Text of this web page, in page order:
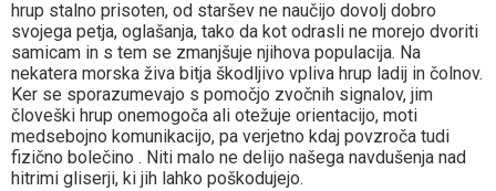
hrup stalno prisoten, od staršev ne naučijo dovolj dobro
svojega petja, oglašanja, tako da kot odrasli ne morejo dvoriti
samicam in s tem se zmanjšuje njihova populacija. Na
nekatera morska živa bitja škodljivo vpliva hrup ladij in čolnov.
Ker se sporazumevajo s pomočjo zvočnih signalov, jim
človeški hrup onemogoča ali otežuje orientacijo, moti
medsebojno komunikacijo, pa verjetno kdaj povzroča tudi
fizično bolečino . Niti malo ne delijo našega navdušenja nad
hitrimi gliserji, ki jih lahko poškodujejo.